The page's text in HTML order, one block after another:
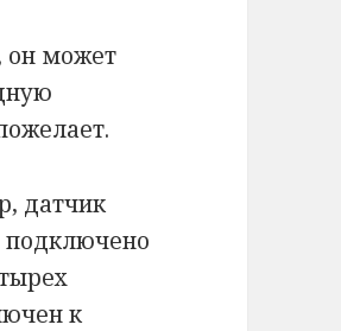
он может
датчик
подключено
к